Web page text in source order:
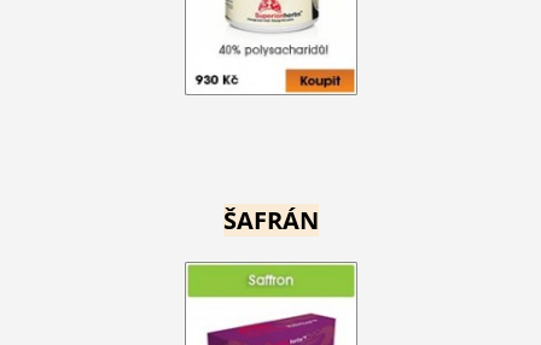
ŠAFRÁN